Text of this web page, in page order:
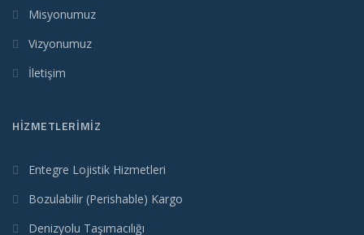
Misyonumuz
Vizyonumuz
İletişim
HIZMETLERIMIZ
Entegre Lojistik Hizmetleri
Bozulabilir (Perishable) Kargo
Denizyolu Taşımacılığı